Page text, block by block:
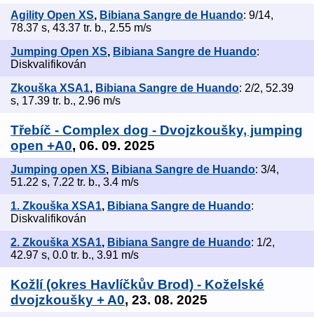
Agility Open XS, Bibiana Sangre de Huando: 9/14,
78.37 s, 43.37 tr. b., 2.55 m/s
Jumping Open XS, Bibiana Sangre de Huando:
Diskvalifikován
Zkouška XSA1, Bibiana Sangre de Huando: 2/2, 52.39
s, 17.39 tr. b., 2.96 m/s
Třebíč - Complex dog - Dvojzkoušky, jumping
open +A0, 06. 09. 2025
Jumping open XS, Bibiana Sangre de Huando: 3/4,
51.22 s, 7.22 tr. b., 3.4 m/s
1. Zkouška XSA1, Bibiana Sangre de Huando:
Diskvalifikován
2. Zkouška XSA1, Bibiana Sangre de Huando: 1/2,
42.97 s, 0.0 tr. b., 3.91 m/s
Kožlí (okres Havlíčkův Brod) - Koželské
dvojzkoušky + A0, 23. 08. 2025